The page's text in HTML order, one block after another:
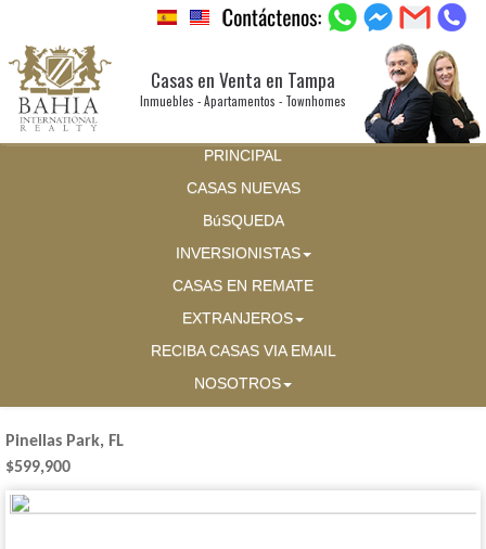
Casas en Venta en Tampa
Inmuebles - Apartamentos - Townhomes
PRINCIPAL
CASAS NUEVAS
BúSQUEDA
INVERSIONISTAS
CASAS EN REMATE
EXTRANJEROS
RECIBA CASAS VIA EMAIL
NOSOTROS
Pinellas Park, FL
$599,900